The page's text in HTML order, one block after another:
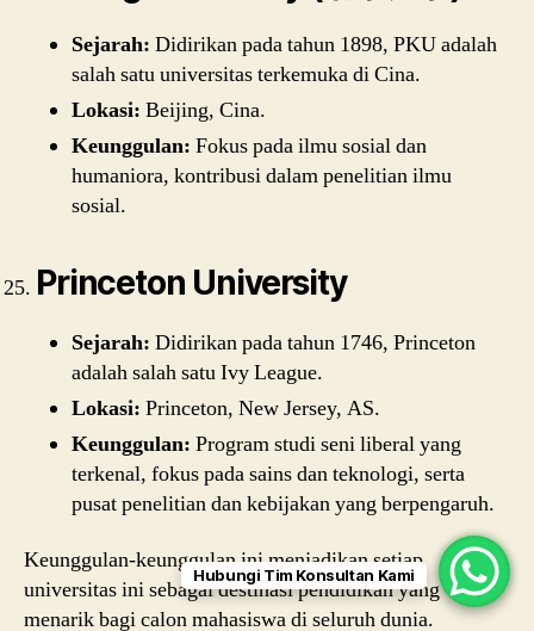
Sejarah: Didirikan pada tahun 1898, PKU adalah
salah satu universitas terkemuka di Cina.
Lokasi: Beijing, Cina.
Keunggulan: Fokus pada ilmu sosial dan
humaniora, kontribusi dalam penelitian ilmu
sosial.
Princeton University
Sejarah: Didirikan pada tahun 1746, Princeton
adalah salah satu Ivy League.
Lokasi: Princeton, New Jersey, AS.
Keunggulan: Program studi seni liberal yang
terkenal, fokus pada sains dan teknologi, serta
pusat penelitian dan kebijakan yang berpengaruh.
Keunggulan-keunggulan ini menjadikan setiap
universitas ini sebagai destinasi pendidikan yang
menarik bagi calon mahasiswa di seluruh dunia.
Hubungi Tim Konsultan Kami